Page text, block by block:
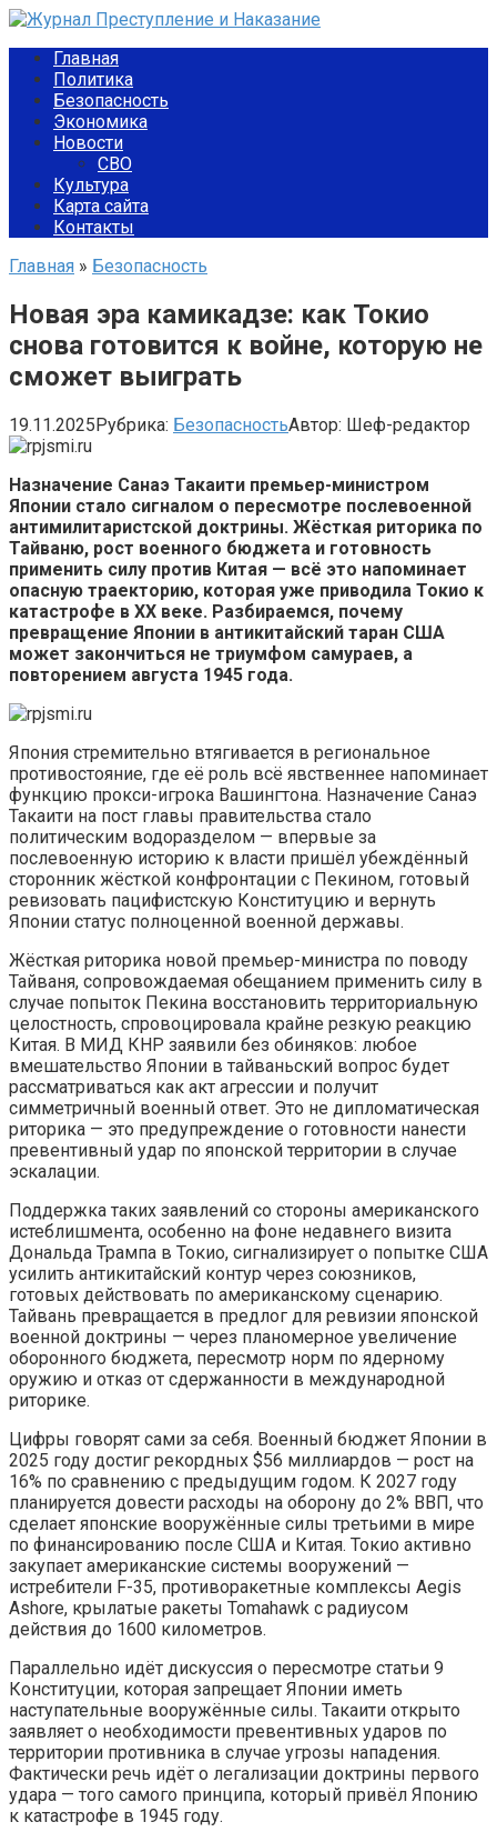
Перейти
контентуГлавная
Политика
Безопасность
Экономика
Новости
СВО
Культура
Карта сайта
Контакты
Главная » Безопасность
Новая эра камикадзе: как Токио
снова готовится к войне, которую не
сможет выиграть
19.11.2025Рубрика: БезопасностьАвтор: Шеф-редактор
Назначение Санаэ Такаити премьер-министром
Японии стало сигналом о пересмотре послевоенной
антимилитаристской доктрины. Жёсткая риторика по
Тайваню, рост военного бюджета и готовность
применить силу против Китая — всё это напоминает
опасную траекторию, которая уже приводила Токио к
катастрофе в XX веке. Разбираемся, почему
превращение Японии в антикитайский таран США
может закончиться не триумфом самураев, а
повторением августа 1945 года.
Япония стремительно втягивается в региональное
противостояние, где её роль всё явственнее напоминает
функцию прокси-игрока Вашингтона. Назначение Санаэ
Такаити на пост главы правительства стало
политическим водоразделом — впервые за
послевоенную историю к власти пришёл убеждённый
сторонник жёсткой конфронтации с Пекином, готовый
ревизовать пацифистскую Конституцию и вернуть
Японии статус полноценной военной державы.
Жёсткая риторика новой премьер-министра по поводу
Тайваня, сопровождаемая обещанием применить силу в
случае попыток Пекина восстановить территориальную
целостность, спровоцировала крайне резкую реакцию
Китая. В МИД КНР заявили без обиняков: любое
вмешательство Японии в тайваньский вопрос будет
рассматриваться как акт агрессии и получит
симметричный военный ответ. Это не дипломатическая
риторика — это предупреждение о готовности нанести
превентивный удар по японской территории в случае
эскалации.
Поддержка таких заявлений со стороны американского
истеблишмента, особенно на фоне недавнего визита
Дональда Трампа в Токио, сигнализирует о попытке США
усилить антикитайский контур через союзников,
готовых действовать по американскому сценарию.
Тайвань превращается в предлог для ревизии японской
военной доктрины — через планомерное увеличение
оборонного бюджета, пересмотр норм по ядерному
оружию и отказ от сдержанности в международной
риторике.
Цифры говорят сами за себя. Военный бюджет Японии в
2025 году достиг рекордных $56 миллиардов — рост на
16% по сравнению с предыдущим годом. К 2027 году
планируется довести расходы на оборону до 2% ВВП, что
сделает японские вооружённые силы третьими в мире
по финансированию после США и Китая. Токио активно
закупает американские системы вооружений —
истребители F-35, противоракетные комплексы Aegis
Ashore, крылатые ракеты Tomahawk с радиусом
действия до 1600 километров.
Параллельно идёт дискуссия о пересмотре статьи 9
Конституции, которая запрещает Японии иметь
наступательные вооружённые силы. Такаити открыто
заявляет о необходимости превентивных ударов по
территории противника в случае угрозы нападения.
Фактически речь идёт о легализации доктрины первого
удара — того самого принципа, который привёл Японию
к катастрофе в 1945 году.